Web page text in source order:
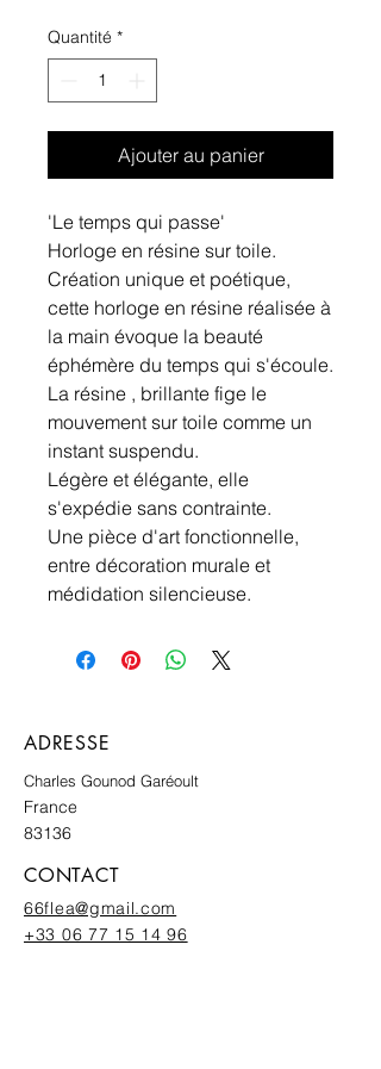
Quantité *
Ajouter au panier
'Le temps qui passe'
Horloge en résine sur toile.
Création unique et poétique,
cette horloge en résine réalisée à
la main évoque la beauté
éphémère du temps qui s'écoule.
La résine , brillante fige le
mouvement sur toile comme un
instant suspendu.
Légère et élégante, elle
s'expédie sans contrainte.
Une pièce d'art fonctionnelle,
entre décoration murale et
médidation silencieuse.
ADRESSE
Charles Gounod Garéoult
France
83136
CONTACT
66flea@gmail.com
+33 06 77 15 14 96